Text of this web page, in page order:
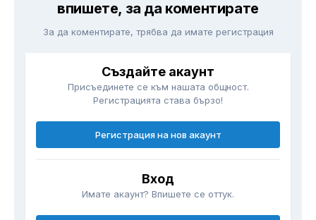
впишете, за да коментирате
За да коментирате, трябва да имате регистрация
Създайте акаунт
Присъединете се към нашата общност.
Регистрацията става бързо!
Регистрация на нов акаунт
Вход
Имате акаунт? Впишете се оттук.